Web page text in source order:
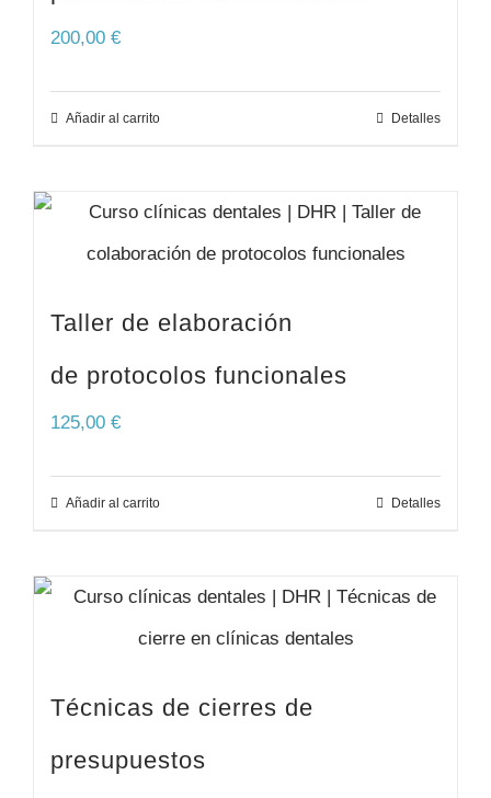
200,00 €
Añadir al carrito Detalles
Taller de elaboración
de protocolos funcionales
125,00 €
Añadir al carrito Detalles
Técnicas de cierres de
presupuestos